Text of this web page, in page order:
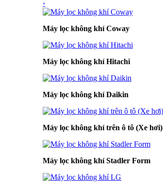
›
Máy lọc không khí Coway
Máy lọc không khí Hitachi
Máy lọc không khí Daikin
Máy lọc không khí trên ô tô (Xe hơi)
Máy lọc không khí Stadler Form